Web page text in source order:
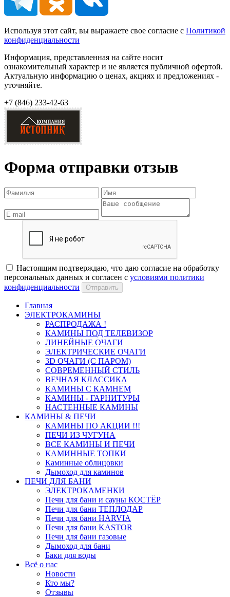
Используя этот сайт, вы выражаете свое согласие с Политикой
конфиденциальности
Информация, представленная на сайте носит
ознакомительный характер и не является публичной офертой.
Актуальную информацию о ценах, акциях и предложениях -
уточняйте.
+7 (846) 233-42-63
Форма отправки отзыв
Настоящим подтверждаю, что даю согласие на обработку
персональных данных и согласен с условиями политики
конфиденциальности
Отправить
Главная
ЭЛЕКТРОКАМИНЫ
РАСПРОДАЖА !
КАМИНЫ ПОД ТЕЛЕВИЗОР
ЛИНЕЙНЫЕ ОЧАГИ
ЭЛЕКТРИЧЕСКИЕ ОЧАГИ
3D ОЧАГИ (С ПАРОМ)
СОВРЕМЕННЫЙ СТИЛЬ
ВЕЧНАЯ КЛАССИКА
КАМИНЫ С КАМНЕМ
КАМИНЫ - ГАРНИТУРЫ
НАСТЕННЫЕ КАМИНЫ
КАМИНЫ & ПЕЧИ
КАМИНЫ ПО АКЦИИ !!!
ПЕЧИ ИЗ ЧУГУНА
ВСЕ КАМИНЫ И ПЕЧИ
КАМИННЫЕ ТОПКИ
Каминные облицовки
Дымоход для каминов
ПЕЧИ ДЛЯ БАНИ
ЭЛЕКТРОКАМЕНКИ
Печи для бани и сауны КОСТЁР
Печи для бани ТЕПЛОДАР
Печи для бани HARVIA
Печи для бани KASTOR
Печи для бани газовые
Дымоход для бани
Баки для воды
Всё о нас
Новости
Кто мы?
Отзывы